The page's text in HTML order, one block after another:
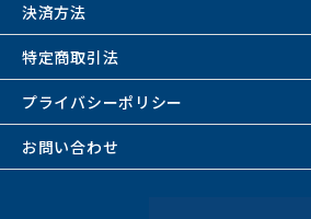
決済方法
特定商取引法
プライバシーポリシー
お問い合わせ